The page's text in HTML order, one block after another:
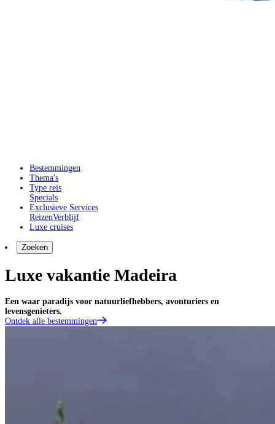
Bestemmingen
Thema's
Type reis
Specials
Exclusieve Services
ReizenVerblijf
Luxe cruises
Zoeken
Luxe vakantie Madeira
Een waar paradijs voor natuurliefhebbers, avonturiers en
levensgenieters.
Ontdek alle bestemmingen